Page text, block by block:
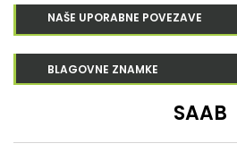
NAŠE UPORABNE POVEZAVE
BLAGOVNE ZNAMKE
SAAB